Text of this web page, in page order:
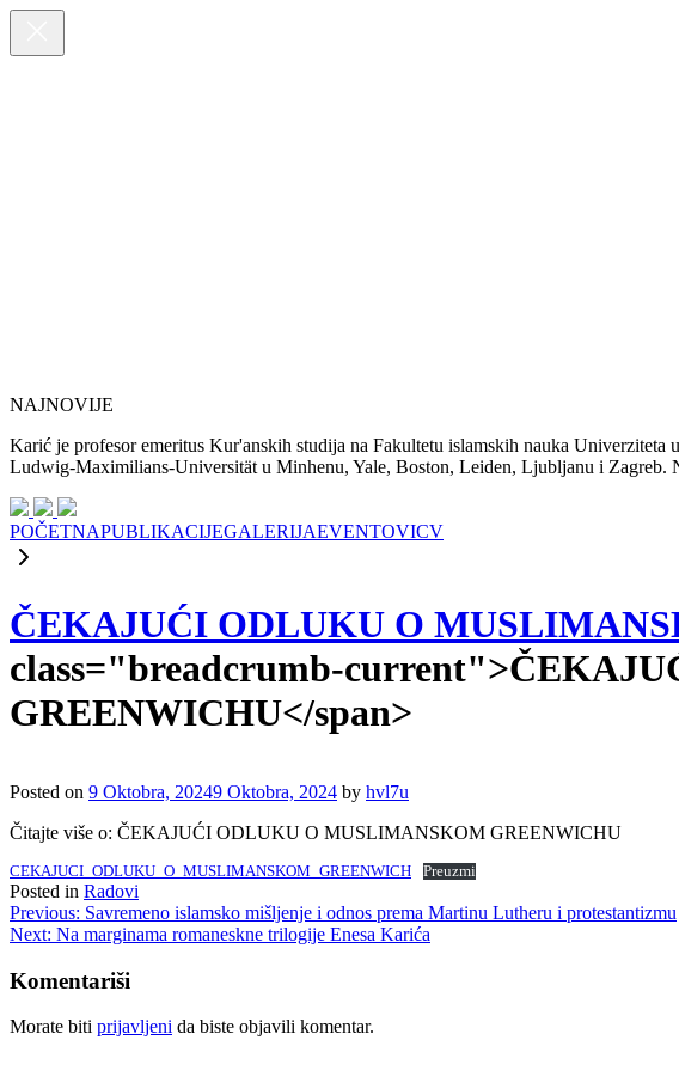
NAJNOVIJE
Karić je profesor emeritus Kur'anskih studija na Fakultetu islamskih nauka
Ludwig-Maximilians-Universität u Minhenu, Yale, Boston, Leiden, Ljubljanu i Zagreb.
POČETNAPUBLIKACIJEGALERIJAEVENTOVICV
ČEKAJUĆI ODLUKU O
class="breadcrumb-
GREENWICHU</span>
Posted on 9 Oktobra, 20249 Oktobra, 2024 by hvl7u
Čitajte više o: ČEKAJUĆI ODLUKU O MUSLIMANSKOM GREENWICHU
CEKAJUCI_ODLUKU_O_MUSLIMANSKOM_GREENWICH Preuzmi
Posted in Radovi
Navigacija
članaka
Previous: Savremeno islamsko mišljenje i odnos prema Martinu Lutheru i protestantizmu
Next: Na marginama romaneskne trilogije Enesa Karića
Komentariši
Morate biti prijavljeni da biste objavili komentar.